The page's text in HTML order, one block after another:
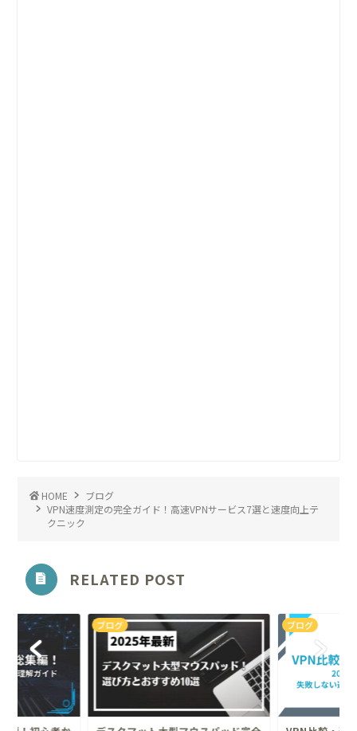
HOME
ブログ
VPN速度測定の完全ガイド！高速VPNサービス7選と速度向上テ
クニック
RELATED POST
ブログ ブログ